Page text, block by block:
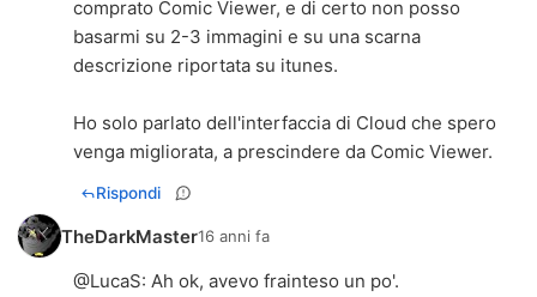
comprato Comic Viewer, e di certo non posso
basarmi su 2-3 immagini e su una scarna
descrizione riportata su itunes.
Ho solo parlato dell'interfaccia di Cloud che spero
venga migliorata, a prescindere da Comic Viewer.
Rispondi
TheDarkMaster16 anni fa
@LucaS: Ah ok, avevo frainteso un po'.